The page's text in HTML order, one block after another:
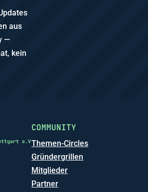
aus
—
kein
e.V
COMMUNITY
Themen-Circles
Gründergrillen
Mitglieder
Partner